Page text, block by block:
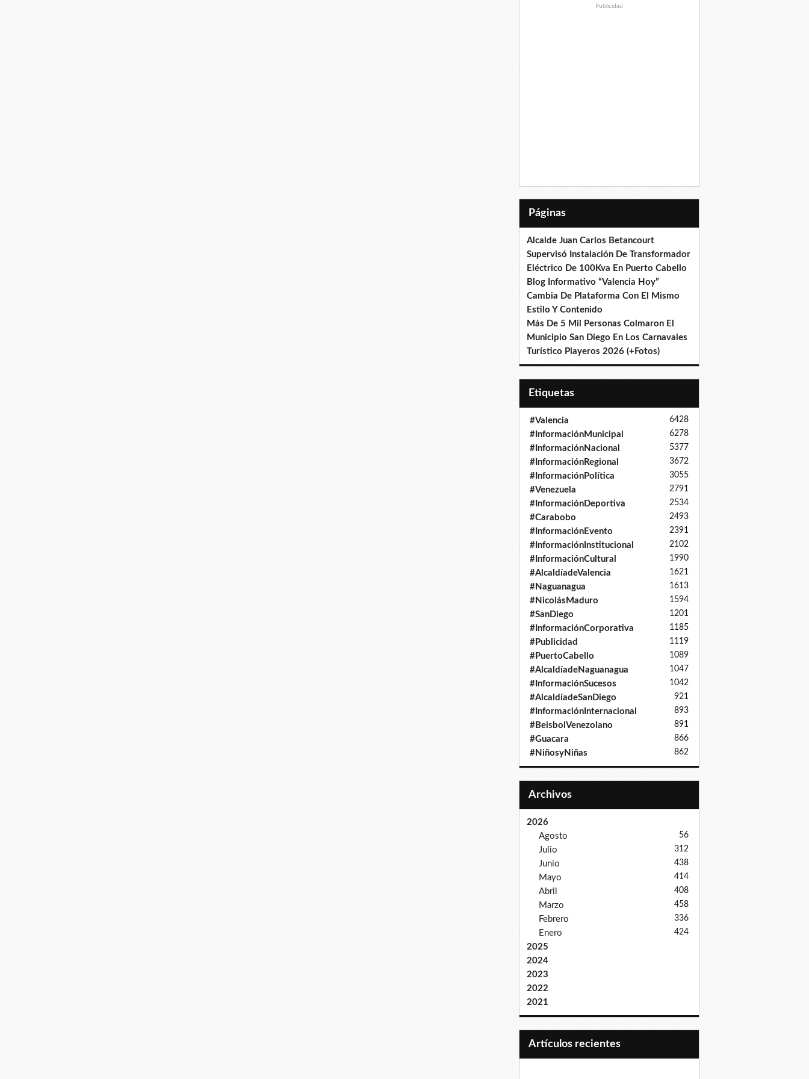
Publicidad
Páginas
Alcalde Juan Carlos Betancourt
Supervisó Instalación De Transformador
Eléctrico De 100Kva En Puerto Cabello
Blog Informativo “Valencia Hoy”
Cambia De Plataforma Con El Mismo
Estilo Y Contenido
Más De 5 Mil Personas Colmaron El
Municipio San Diego En Los Carnavales
Turístico Playeros 2026 (+Fotos)
Etiquetas
#Valencia 6428
#InformaciónMunicipal 6278
#InformaciónNacional 5377
#InformaciónRegional 3672
#InformaciónPolítica 3055
#Venezuela 2791
#InformaciónDeportiva 2534
#Carabobo 2493
#InformaciónEvento 2391
#InformaciónInstitucional 2102
#InformaciónCultural 1990
#AlcaldíadeValencia 1621
#Naguanagua 1613
#NicolásMaduro 1594
#SanDiego 1201
#InformaciónCorporativa 1185
#Publicidad 1119
#PuertoCabello 1089
#AlcaldíadeNaguanagua 1047
#InformaciónSucesos 1042
#AlcaldíadeSanDiego 921
#InformaciónInternacional 893
#BeisbolVenezolano 891
#Guacara 866
#NiñosyNiñas 862
Archivos
2026
Agosto
56
Julio 312
Junio 438
Mayo 414
Abril 408
Marzo 458
Febrero 336
Enero 424
2025
2024
2023
2022
2021
Artículos recientes